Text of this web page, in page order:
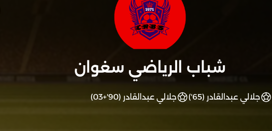
شباب الرياضي سغوان
جلالي عبدالقادر (65') جلالي عبدالقادر (90'+03)